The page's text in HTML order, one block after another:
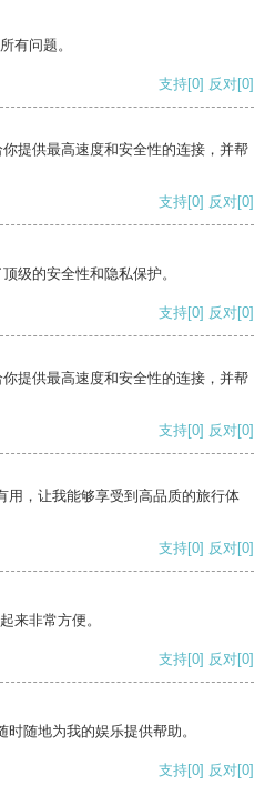
有问题。
支持[0] 反对[0]
提供最高速度和安全性的连接，并帮
支持[0] 反对[0]
级的安全性和隐私保护。
支持[0] 反对[0]
提供最高速度和安全性的连接，并帮
支持[0] 反对[0]
用，让我能够享受到高品质的旅行体
支持[0] 反对[0]
来非常方便。
支持[0] 反对[0]
随地为我的娱乐提供帮助。
支持[0] 反对[0]